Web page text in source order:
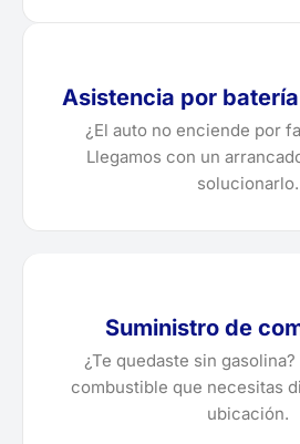
Asistencia por
¿El auto no enciende por
Llegamos con un
solucionarlo.
Suministro de
¿Te quedaste sin
combustible que necesitas
ubicación.